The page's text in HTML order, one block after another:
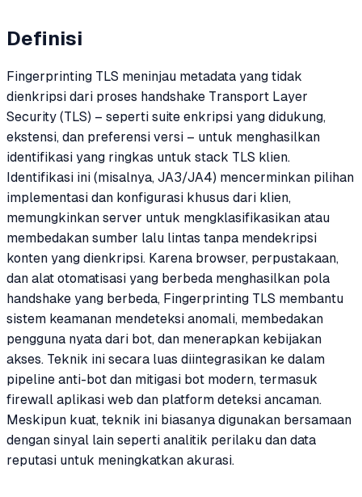
Definisi
Fingerprinting TLS meninjau metadata yang tidak
dienkripsi dari proses handshake Transport Layer
Security (TLS) – seperti suite enkripsi yang didukung,
ekstensi, dan preferensi versi – untuk menghasilkan
identifikasi yang ringkas untuk stack TLS klien.
Identifikasi ini (misalnya, JA3/JA4) mencerminkan pilihan
implementasi dan konfigurasi khusus dari klien,
memungkinkan server untuk mengklasifikasikan atau
membedakan sumber lalu lintas tanpa mendekripsi
konten yang dienkripsi. Karena browser, perpustakaan,
dan alat otomatisasi yang berbeda menghasilkan pola
handshake yang berbeda, Fingerprinting TLS membantu
sistem keamanan mendeteksi anomali, membedakan
pengguna nyata dari bot, dan menerapkan kebijakan
akses. Teknik ini secara luas diintegrasikan ke dalam
pipeline anti-bot dan mitigasi bot modern, termasuk
firewall aplikasi web dan platform deteksi ancaman.
Meskipun kuat, teknik ini biasanya digunakan bersamaan
dengan sinyal lain seperti analitik perilaku dan data
reputasi untuk meningkatkan akurasi.